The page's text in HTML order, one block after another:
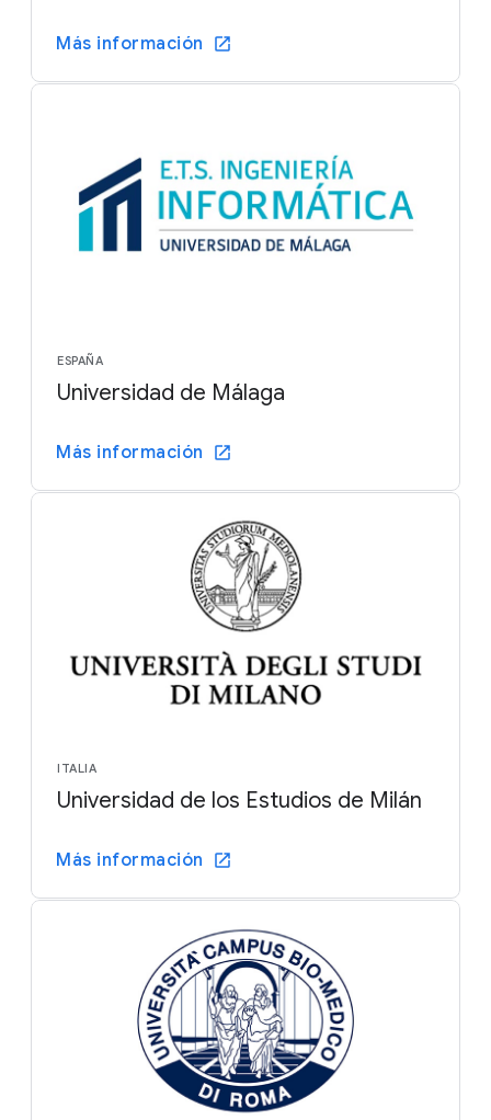
Más información
ESPAÑA
Universidad de Málaga
Más información
ITALIA
Universidad de los Estudios de Milán
Más información